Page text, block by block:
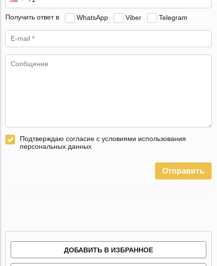
Получить ответ в WhatsApp Viber Telegram
Подтверждаю согласие с условиями использования
персональных данных
Отправить
ДОБАВИТЬ В ИЗБРАННОЕ